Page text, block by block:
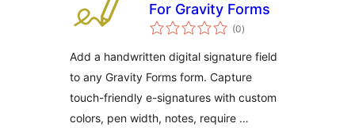
For Gravity Forms
(0টা
মুঠ)
Add a handwritten digital signature field
to any Gravity Forms form. Capture
touch-friendly e-signatures with custom
colors, pen width, notes, require …